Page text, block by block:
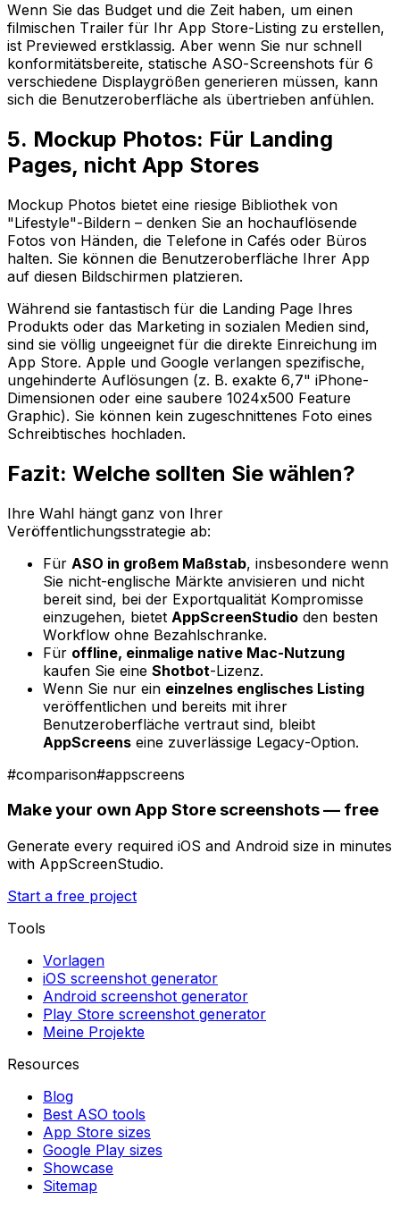
Wenn Sie das Budget und die Zeit haben, um einen
filmischen Trailer für Ihr App Store-Listing zu erstellen,
ist Previewed erstklassig. Aber wenn Sie nur schnell
konformitätsbereite, statische ASO-Screenshots für 6
verschiedene Displaygrößen generieren müssen, kann
sich die Benutzeroberfläche als übertrieben anfühlen.
5. Mockup Photos: Für Landing
Pages, nicht App Stores
Mockup Photos bietet eine riesige Bibliothek von
"Lifestyle"-Bildern – denken Sie an hochauflösende
Fotos von Händen, die Telefone in Cafés oder Büros
halten. Sie können die Benutzeroberfläche Ihrer App
auf diesen Bildschirmen platzieren.
Während sie fantastisch für die Landing Page Ihres
Produkts oder das Marketing in sozialen Medien sind,
sind sie völlig ungeeignet für die direkte Einreichung im
App Store. Apple und Google verlangen spezifische,
ungehinderte Auflösungen (z. B. exakte 6,7" iPhone-
Dimensionen oder eine saubere 1024x500 Feature
Graphic). Sie können kein zugeschnittenes Foto eines
Schreibtisches hochladen.
Fazit: Welche sollten Sie wählen?
Ihre Wahl hängt ganz von Ihrer
Veröffentlichungsstrategie ab:
Für ASO in großem Maßstab, insbesondere wenn
Sie nicht-englische Märkte anvisieren und nicht
bereit sind, bei der Exportqualität Kompromisse
einzugehen, bietet AppScreenStudio den besten
Workflow ohne Bezahlschranke.
Für offline, einmalige native Mac-Nutzung
kaufen Sie eine Shotbot-Lizenz.
Wenn Sie nur ein einzelnes englisches Listing
veröffentlichen und bereits mit ihrer
Benutzeroberfläche vertraut sind, bleibt
AppScreens eine zuverlässige Legacy-Option.
#comparison#appscreens
Make your own App Store screenshots — free
Generate every required iOS and Android size in minutes
with AppScreenStudio.
Start a free project
Tools
Vorlagen
iOS screenshot generator
Android screenshot generator
Play Store screenshot generator
Meine Projekte
Resources
Blog
Best ASO tools
App Store sizes
Google Play sizes
Showcase
Sitemap